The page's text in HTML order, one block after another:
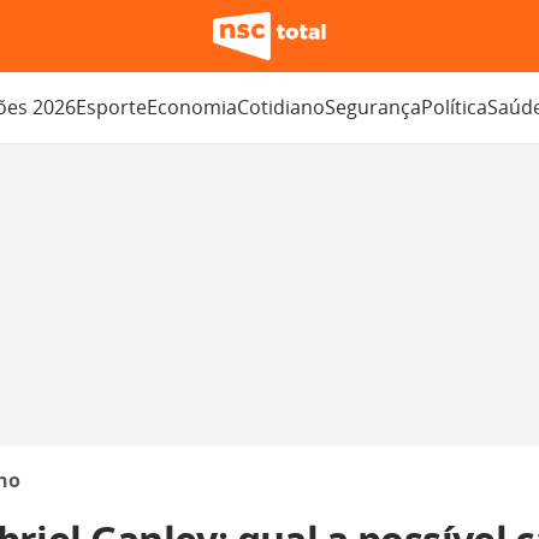
2026EsporteEconomiaCotidianoSegurançaPolítica